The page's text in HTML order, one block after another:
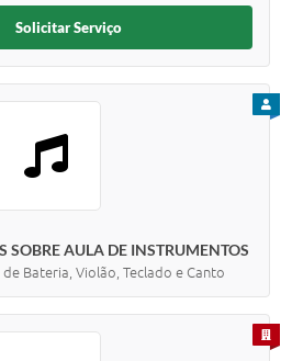
Solicitar Serviço
SOBRE AULA DE INSTRUMENTOS
Bateria, Violão, Teclado e Canto
PARA